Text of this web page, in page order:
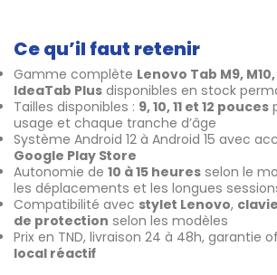
Ce qu’il faut retenir
Gamme complète Lenovo Tab M9, M10,
IdeaTab Plus disponibles en stock
Tailles disponibles : 9, 10, 11 et 12 pouces
usage et chaque tranche d’âge
Système Android 12 à Android 15 avec
Google Play Store
Autonomie de 10 à 15 heures selon le
les déplacements et les longues
Compatibilité avec stylet Lenovo,
de protection selon les modèles
Prix en TND, livraison 24 à 48h, garantie
local réactif